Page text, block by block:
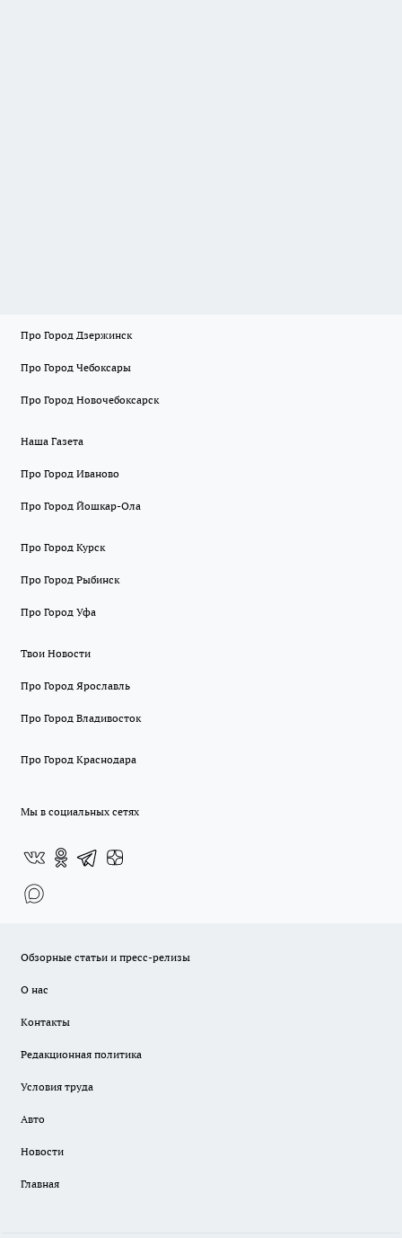
Про Город Дзержинск
Про Город Чебоксары
Про Город Новочебоксарск
Наша Газета
Про Город Иваново
Про Город Йошкар-Ола
Про Город Курск
Про Город Рыбинск
Про Город Уфа
Твои Новости
Про Город Ярославль
Про Город Владивосток
Про Город Краснодара
Мы в социальных сетях
Обзорные статьи и пресс-релизы
О нас
Контакты
Редакционная политика
Условия труда
Авто
Новости
Главная